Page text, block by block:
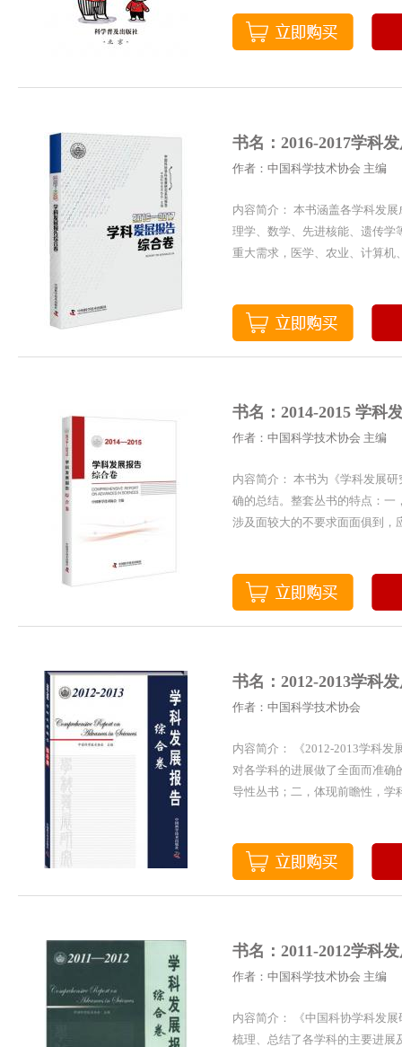
书名：2016-2017学科
作者：中国科学技术协会 主编
内容简介： 本书涵盖各学科发
理学、数学、先进核能、遗传学
重大需求，医学、农业、计算机
书名：2014-2015 学科
作者：中国科学技术协会 主编
内容简介： 本书为《学科发展
确的总结。整套丛书的特点：
涉及面较大的不要求面面俱到
书名：2012-2013学科
作者：中国科学技术协会
内容简介： 《2012-2013学科
对各学科的进展做了全面而准确
导性丛书；二，体现前瞻性，学
书名：2011-2012学科
作者：中国科学技术协会 主编
内容简介： 《中国科协学科发
梳理、总结了各学科的主要进展